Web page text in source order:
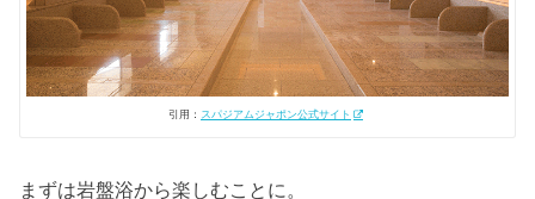
引用： スパジアムジャポン公式サイト
まずは岩盤浴から楽しむことに。